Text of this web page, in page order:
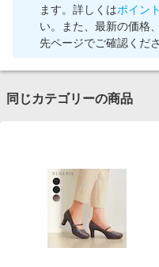
ます。詳しくはポイン
い。また、最新の価格
先ページでご確認くださ
同じカテゴリーの商品